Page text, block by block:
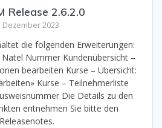
Release 2.6.2.0
Dezember 2023
die folgenden Erweiterungen:
Nummer Kundenübersicht –
bearbeiten Kurse – Übersicht:
Kurse – Teilnehmerliste
Die Details zu den
entnehmen Sie bitte den
Releasenotes.